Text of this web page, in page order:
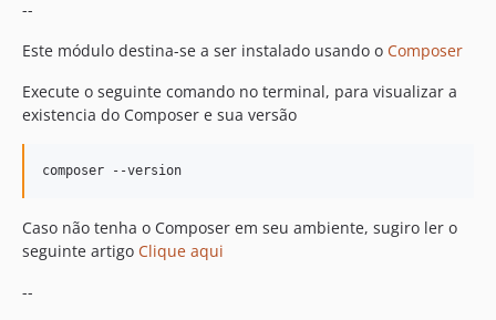
--
Este módulo destina-se a ser instalado usando o Composer
Execute o seguinte comando no terminal, para visualizar a
existencia do Composer e sua versão
Caso não tenha o Composer em seu ambiente, sugiro ler o
seguinte artigo Clique aqui
--